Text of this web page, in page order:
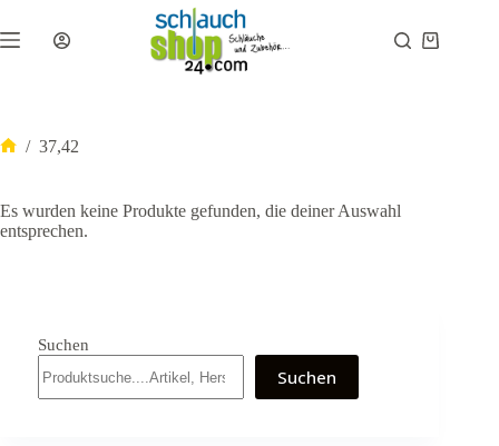
Inhalt
springen
Warenkorb
/ 37,42
Es wurden keine Produkte gefunden, die deiner Auswahl
entsprechen.
Suchen
Suchen